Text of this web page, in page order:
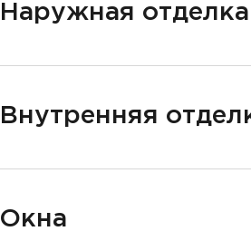
Наружная
Внутренняя
Окна